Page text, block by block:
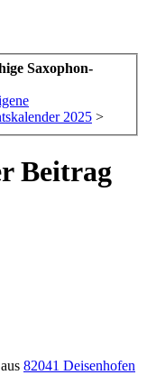
Saxophon-
2025 >
Beitrag
aus 82041 Deisenhofen